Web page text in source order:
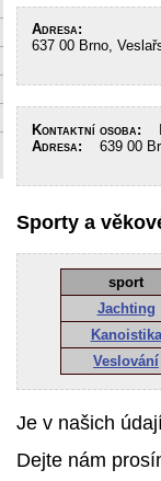
Adresa:
637 00 Brno,
Kontaktní osoba:
Adresa: 639 00
Sporty a
sport
Jachting
Kanoistika
Veslování
Je v našich
Dejte nám